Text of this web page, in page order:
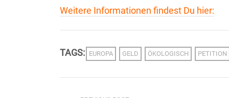
Weitere Informationen findest Du hier:
TAGS: EUROPA GELD ÖKOLOGISCH PETITION